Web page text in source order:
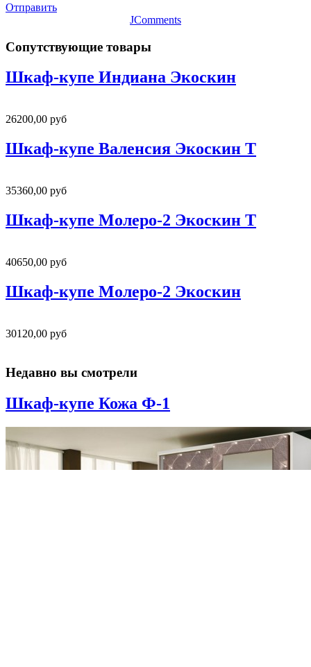
Отправить
JComments
Сопутствующие товары
Шкаф-купе Индиана Экоскин
26200,00 руб
Шкаф-купе Валенсия Экоскин Т
35360,00 руб
Шкаф-купе Молеро-2 Экоскин Т
40650,00 руб
Шкаф-купе Молеро-2 Экоскин
30120,00 руб
Недавно вы смотрели
Шкаф-купе Кожа Ф-1